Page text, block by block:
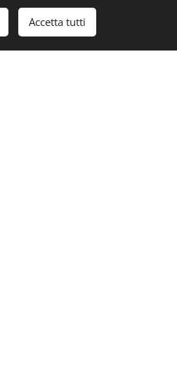
gratis! Inizia
Accetta tutti